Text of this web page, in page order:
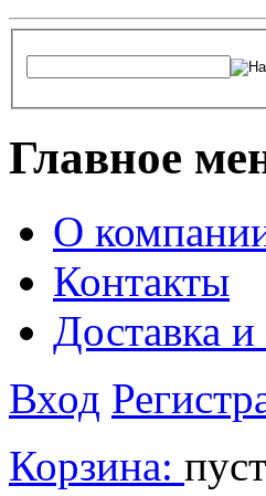
Главное
О
Контакты
Доставка
Вход
Корзина: